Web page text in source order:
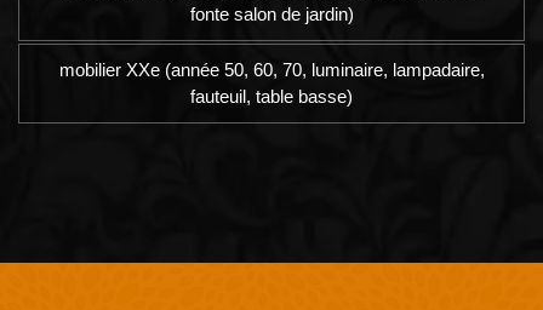
fonte salon de jardin)
mobilier XXe (année 50, 60, 70, luminaire, lampadaire,
fauteuil, table basse)